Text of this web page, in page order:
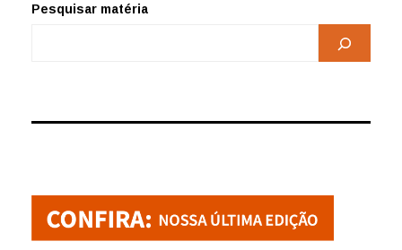
Pesquisar matéria